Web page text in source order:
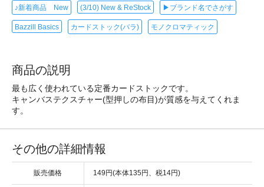
♪新着商品 New (3/10) New & ReStock ▶ブランド名でさがす
Bazzill Basics カードストック(バラ) モノクロマティック
商品の説明
最も広く使われている定番カードストックです。
キャンバステクスチャー(型押しの布目)が質感を与えてくれま
す。
その他の詳細情報
販売価格 149円(本体135円、税14円)